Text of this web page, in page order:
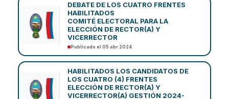
DEBATE DE LOS CUATRO FRENTES
HABILITADOS
COMITÉ ELECTORAL PARA LA
ELECCIÓN DE RECTOR(A) Y
VICERRECTOR
Publicado el 05 abr 2024
HABILITADOS LOS CANDIDATOS DE
LOS CUATRO (4) FRENTES
ELECCIÓN DE RECTOR(A) Y
VICERRECTOR(A) GESTIÓN 2024-